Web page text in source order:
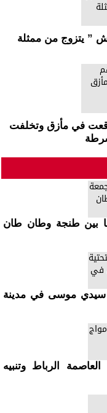
” يتزوج من ممثلة
في مأزق وتخلفت
بين طنجة وطان طان
سيدي موسى في مدينة
الرباط وتنبيه